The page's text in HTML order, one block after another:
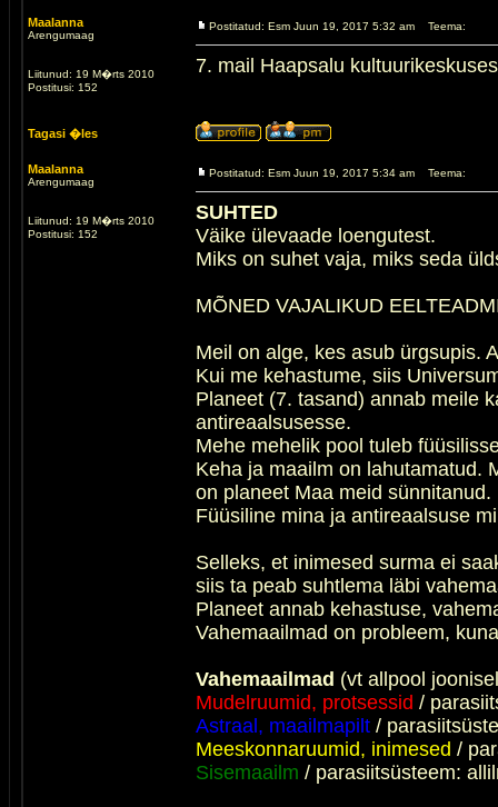
Maalanna
Arengumaag
Liitunud: 19 M�rts 2010
Postitusi: 152
Postitatud: Esm Juun 19, 2017 5:32 am Teema:
7. mail Haapsalu
Tagasi �les
Maalanna
Arengumaag
Liitunud: 19 M�rts 2010
Postitusi: 152
Postitatud: Esm Juun 19, 2017 5:34 am Teema:
SUHTED
Väike ülevaade loengutest.
Miks on suhet vaja, miks seda
MÕNED VAJALIKUD
Meil on alge, kes asub ürgsupis.
Kui me kehastume, siis
Planeet (7. tasand) annab meile
antireaalsusesse.
Mehe mehelik pool tuleb
Keha ja maailm on lahutamatud.
on planeet Maa meid sünnitanud.
Füüsiline mina ja antireaalsuse
Selleks, et inimesed surma ei
siis ta peab suhtlema läbi
Planeet annab kehastuse,
Vahemaailmad on probleem,
Vahemaailmad (vt allpool
Mudelruumid, protsessid /
Astraal, maailmapilt /
Meeskonnaruumid, inimesed /
Sisemaailm / parasiitsüsteem: